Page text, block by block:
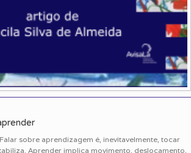
sobre aprendizagem é, inevitavelmente, tocar
Aprender implica movimento, deslocamento,